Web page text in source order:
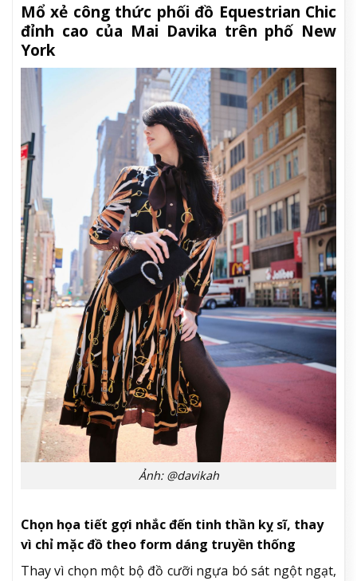
Mổ xẻ công thức phối đồ Equestrian Chic
đỉnh cao của Mai Davika trên phố New
York
Ảnh: @davikah
Chọn họa tiết gợi nhắc đến tinh thần kỵ sĩ, thay
vì chỉ mặc đồ theo form dáng truyền thống
Thay vì chọn một bộ đồ cưỡi ngựa bó sát ngột ngạt,